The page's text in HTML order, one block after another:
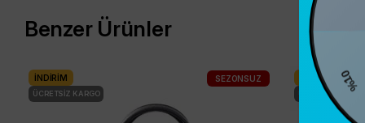
Benzer Ürünler
İNDIRIM
ÜCRETSIZ KARGO
SEZONSUZ İNDIRIM
ÜCRETSIZ KARGO
%10